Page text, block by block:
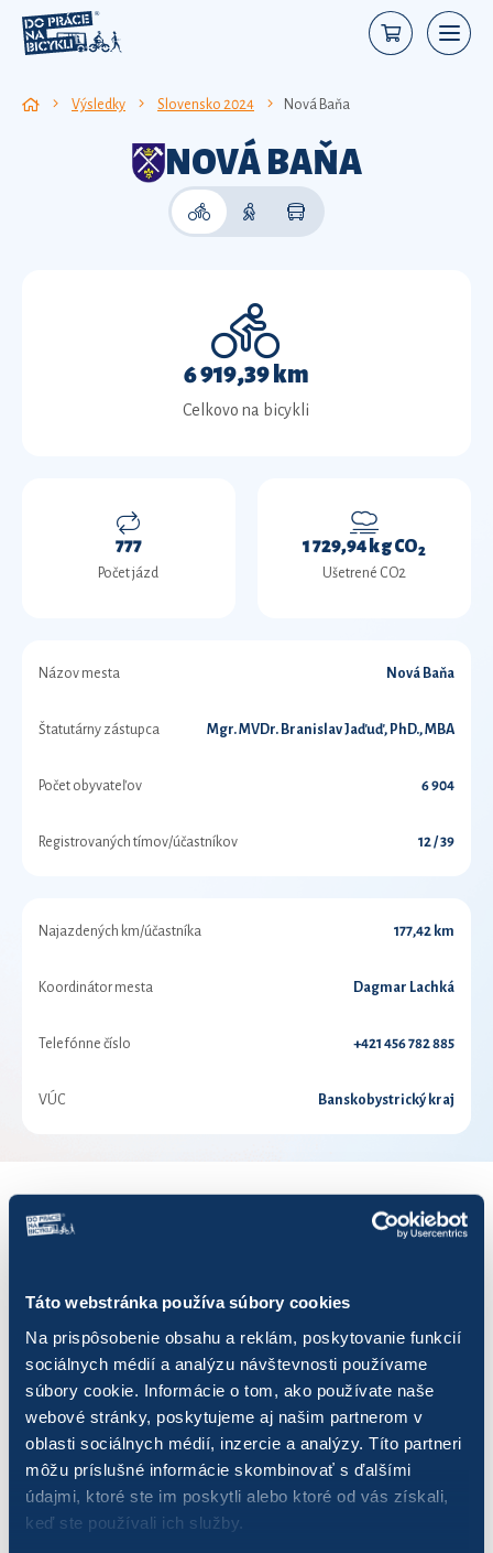
Táto webstránka používa súbory cookies
Na prispôsobenie obsahu a reklám, poskytovanie funkcií
sociálnych médií a analýzu návštevnosti používame
súbory cookie. Informácie o tom, ako používate naše
webové stránky, poskytujeme aj našim partnerom v
oblasti sociálnych médií, inzercie a analýzy. Títo partneri
môžu príslušné informácie skombinovať s ďalšími
údajmi, ktoré ste im poskytli alebo ktoré od vás získali,
keď ste používali ich služby.
Výsledky Slovensko 2024 Nová Baňa
NOVÁ BAŇA
6 919,39 km
Celkovo na bicykli
777
Počet jázd
1 729,94 kg CO2
Ušetrené CO2
Názov mesta Nová Baňa
Štatutárny zástupca Mgr. MVDr. Branislav Jaďuď, PhD., MBA
Počet obyvateľov 6 904
Registrovaných tímov/účastníkov 12 / 39
Najazdených km/účastníka 177,42 km
Koordinátor mesta Dagmar Lachká
Telefónne číslo +421 456 782 885
VÚC Banskobystrický kraj
VÝSLEDKY PRE ROK 2024
Zobraziť výsledkov
Názov Počet jázd Najazdených km
66_85_79_27 22 141,59
Bajker-Rajder 12